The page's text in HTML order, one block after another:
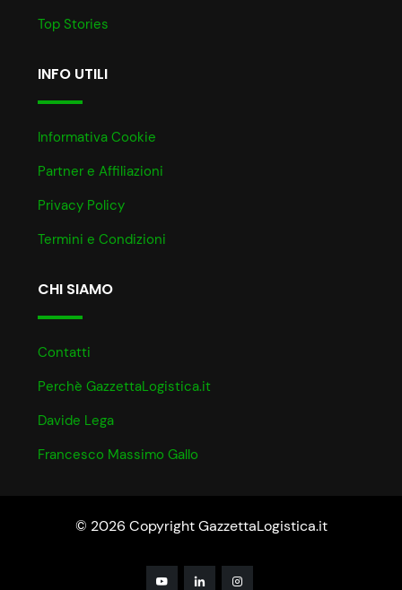
Top Stories
INFO UTILI
Informativa Cookie
Partner e Affiliazioni
Privacy Policy
Termini e Condizioni
CHI SIAMO
Contatti
Perchè GazzettaLogistica.it
Davide Lega
Francesco Massimo Gallo
© 2026 Copyright GazzettaLogistica.it